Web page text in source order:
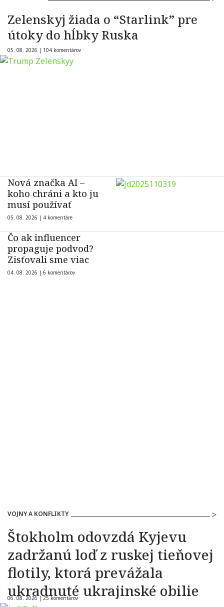
Zelenskyj žiada o “Starlink” pre
útoky do hĺbky Ruska
05. 08. 2026 | 104 komentárov
Nová značka AI –
koho chráni a kto ju
musí používať
05. 08. 2026 | 4 komentáre
Čo ak influencer
propaguje podvod?
Zisťovali sme viac
04. 08. 2026 | 6 komentárov
VOJNY A KONFLIKTY
Štokholm odovzdá Kyjevu
zadržanú loď z ruskej tieňovej
flotily, ktorá prevážala
ukradnuté ukrajinské obilie
06. 08. 2026 |25 komentárov